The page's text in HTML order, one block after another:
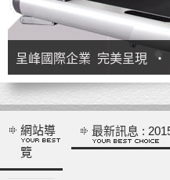
專業品管團隊嚴格把關，提
網站導
覽
最新訊息 :